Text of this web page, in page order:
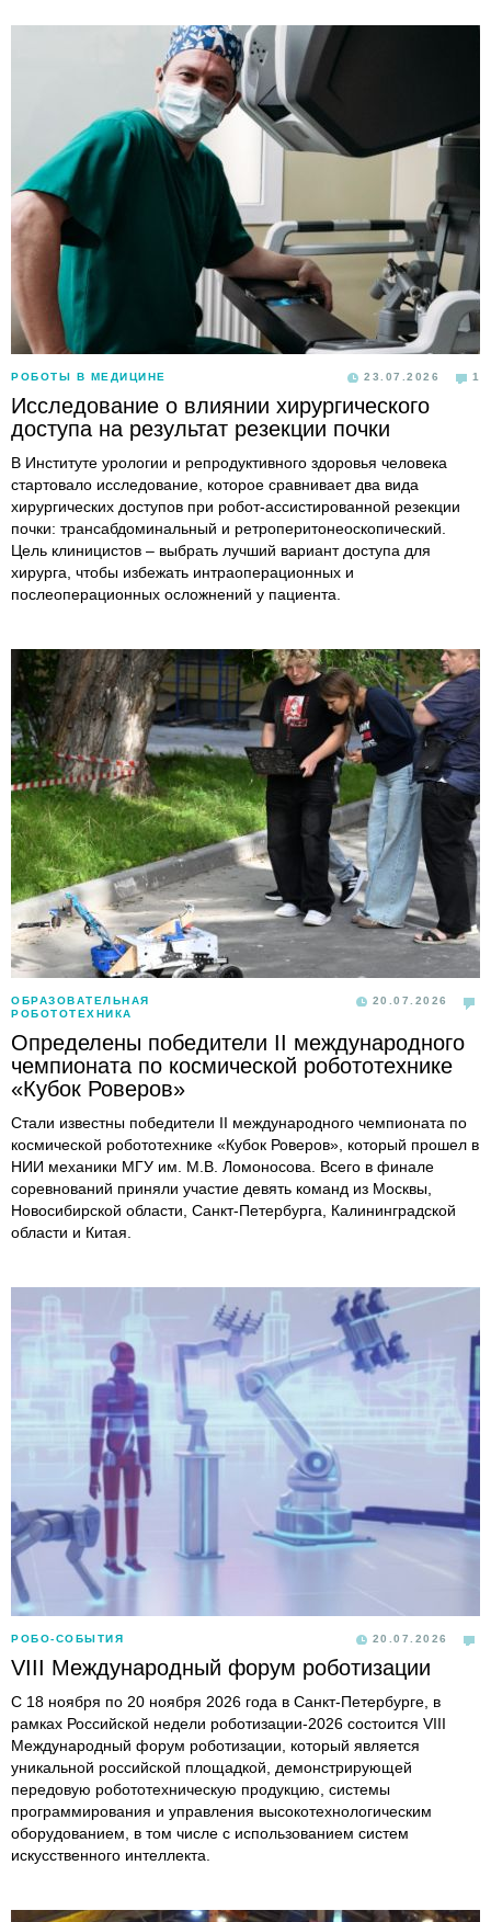
РОБОТЫ В МЕДИЦИНЕ 23.07.2026 1
Исследование о влиянии хирургического
доступа на результат резекции почки
В Институте урологии и репродуктивного здоровья человека
стартовало исследование, которое сравнивает два вида
хирургических доступов при робот-ассистированной резекции
почки: трансабдоминальный и ретроперитонеоскопический.
Цель клиницистов – выбрать лучший вариант доступа для
хирурга, чтобы избежать интраоперационных и
послеоперационных осложнений у пациента.
ОБРАЗОВАТЕЛЬНАЯ
РОБОТОТЕХНИКА
20.07.2026
Определены победители II международного
чемпионата по космической робототехнике
«Кубок Роверов»
Стали известны победители II международного чемпионата по
космической робототехнике «Кубок Роверов», который прошел в
НИИ механики МГУ им. М.В. Ломоносова. Всего в финале
соревнований приняли участие девять команд из Москвы,
Новосибирской области, Санкт-Петербурга, Калининградской
области и Китая.
РОБО-СОБЫТИЯ 20.07.2026
VIII Международный форум роботизации
С 18 ноября по 20 ноября 2026 года в Санкт-Петербурге, в
рамках Российской недели роботизации-2026 состоится VIII
Международный форум роботизации, который является
уникальной российской площадкой, демонстрирующей
передовую робототехническую продукцию, системы
программирования и управления высокотехнологическим
оборудованием, в том числе с использованием систем
искусственного интеллекта.